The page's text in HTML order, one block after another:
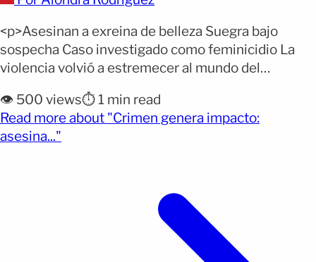
<p>Asesinan a exreina de belleza Suegra bajo
sospecha Caso investigado como feminicidio La
violencia volvió a estremecer al mundo del
exreina de belleza de 27 años. La joven, quien
representó a Baja California en Miss Teen Universe,
murió tras un ataque con arma de fuego en Ciudad
👁️ 500 views⏱️ 1 min read
Read more about "Crimen genera impacto:
asesina..."